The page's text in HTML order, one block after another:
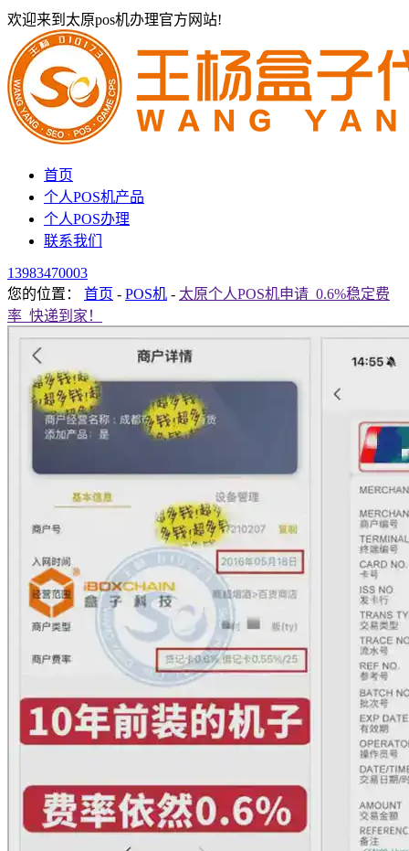
欢迎来到太原pos机办理官方网站!
首页
个人POS机产品
个人POS办理
联系我们
13983470003
您的位置： 首页 - POS机 - 太原个人POS机申请_0.6%稳定费
率_快递到家！